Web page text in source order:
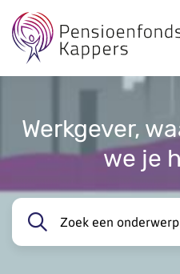
en
naar
inhoud
gaan
Werkgever,
we je
Zoek een onderwerp